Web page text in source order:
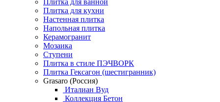
Плитка для ванной
Плитка для кухни
Настенная плитка
Напольная плитка
Керамогранит
Мозаика
Ступени
Плитка в стиле ПЭЧВОРК
Плитка Гексагон (шестигранник)
Grasaro (Россия)
Италиан Вуд
Коллекция Бетон